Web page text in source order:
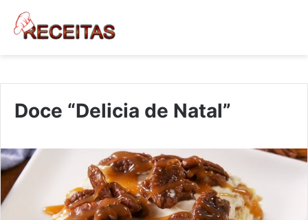
Doce “Delicia de Natal”